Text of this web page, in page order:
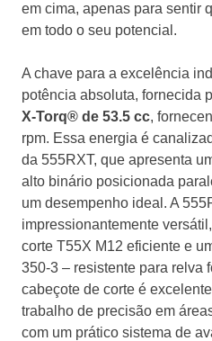
em cima, apenas para sentir
em todo o seu potencial.
A chave para a excelência
potência absoluta, fornecida
X-Torq® de 53.5 cc,
rpm. Essa energia é
da 555RXT, que apresenta
alto binário posicionada
um desempenho ideal. A
impressionantemente
corte T55X M12 eficiente e
350-3 – resistente para relva
cabeçote de corte é
trabalho de precisão em
com um prático sistema de